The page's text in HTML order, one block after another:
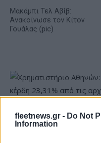
fleetnews.gr - Do Not
Information
Μακάμπι Τελ Αβίβ:
Ανακοίνωσε τον Κίτον
Γουάλας (pic)
Χρηματιστήριο Αθηνών:
23,31% από τις αρχές του